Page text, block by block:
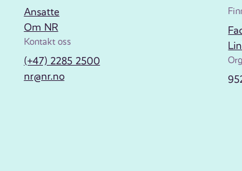
Ansatte
Om NR
Kontakt oss
(+47) 2285 2500
nr@nr.no